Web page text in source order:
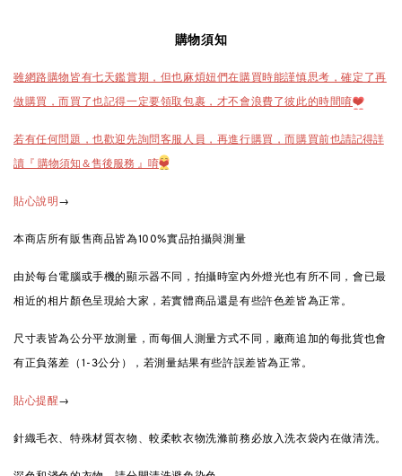
購物須知
雖網路購物皆有七天鑑賞期，但也麻煩妞們在購買時能謹慎思考，確定了再
做購買，而買了也記得一定要領取包裹，才不會浪費了彼此的時間唷❤️
若有任何問題，也歡迎先詢問客服人員，再進行購買，而購買前也請記得詳
讀『 購物須知＆售後服務 』唷❤️
貼心說明→
本商店所有販售商品皆為100%實品拍攝與測量
由於每台電腦或手機的顯示器不同，拍攝時室內外燈光也有所不同，會已最
相近的相片顏色呈現給大家，若實體商品還是有些許色差皆為正常。
尺寸表皆為公分平放測量，而每個人測量方式不同，廠商追加的每批貨也會
有正負落差（1-3公分），若測量結果有些許誤差皆為正常。
貼心提醒→
針織毛衣、特殊材質衣物、較柔軟衣物洗滌前務必放入洗衣袋內在做清洗。